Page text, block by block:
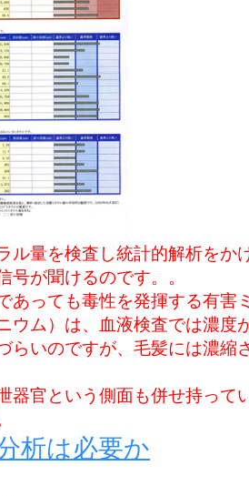
ル量を検査し統計的解析をか
号が聞けるのです。。
あっても毒性を発揮する有害
ウム）は、血液検査では濃度
らいのですが、毛髪には濃縮
器官という側面も併せ持って
析は必要か